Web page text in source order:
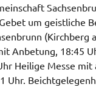
um geistliche
(Kirchberg
Anbetung, 18:45
Heilige Messe
Uhr.